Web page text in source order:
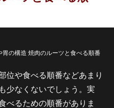
の構造 焼肉のルーツと食べる順番
位や食べる順番などあまり
少なくないでしょう。実
べるための順番がありま